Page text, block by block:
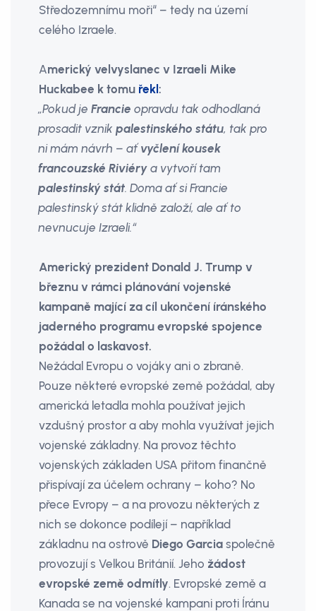
Středozemnímu moři“ – tedy na území
celého Izraele.
Americký velvyslanec v Izraeli Mike
Huckabee k tomu řekl :
„Pokud jeFrancie opravdu tak odhodlaná
prosadit vznikpalestinského státu, tak pro
ni mám návrh – ať vyčlení kousek
francouzské Riviéry a vytvoří tam
palestinský stát. Doma ať si Francie
palestinský stát klidně založí, ale ať to
nevnucuje Izraeli.“
Americký prezident Donald J. Trump v
březnu v rámci plánování vojenské
kampaně mající za cíl ukončení íránského
jaderného programu evropské spojence
požádal o laskavost.
Nežádal Evropu o vojáky ani o zbraně.
Pouze některé evropské země požádal, aby
americká letadla mohla používat jejich
vzdušný prostor a aby mohla využívat jejich
vojenské základny. Na provoz těchto
vojenských základen USA přitom finančně
přispívají za účelem ochrany – koho? No
přece Evropy – a na provozu některých z
nich se dokonce podílejí – například
základnu na ostrově Diego Garcia společně
provozují s Velkou Británií. Jeho žádost
evropské země odmítly. Evropské země a
Kanada se na vojenské kampani proti Íránu